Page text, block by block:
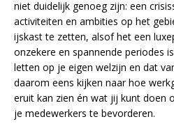
niet duidelijk genoeg zijn: een
activiteiten en ambities op het
ijskast te zetten, alsof het een
onzekere en spannende periodes
letten op je eigen welzijn en dat
daarom eens kijken naar hoe
eruit kan zien én wat jij kunt doen
je medewerkers te bevorderen.